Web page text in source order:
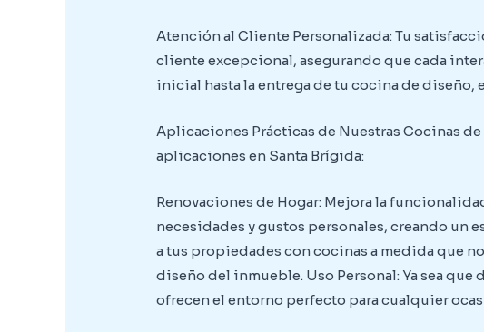
Atención al Cliente Personalizada: Tu
cliente excepcional, asegurando que cada
inicial hasta la entrega de tu cocina de diseño,
Aplicaciones Prácticas de Nuestras Cocinas
aplicaciones en Santa Brígida:
Renovaciones de Hogar: Mejora la
necesidades y gustos personales, creando un
a tus propiedades con cocinas a medida que
diseño del inmueble. Uso Personal: Ya sea
ofrecen el entorno perfecto para cualquier